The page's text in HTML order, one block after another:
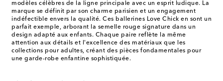
modèles célèbres de la ligne principale avec un esprit ludique. La
marque se définit par son charme parisien et un engagement
indéfectible envers la qualité. Ces ballerines Love Chick en sont un
parfait exemple, arborant la semelle rouge signature dans un
design adapté aux enfants. Chaque paire reflète la même
attention aux détails et l'excellence des matériaux que les
collections pour adultes, créant des pièces fondamentales pour
une garde-robe enfantine sophistiquée.